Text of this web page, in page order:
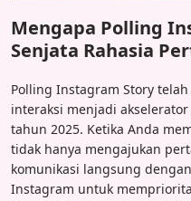
Mengapa Polling
Senjata Rahasia
Polling Instagram Story
interaksi menjadi
tahun 2025. Ketika Anda
tidak hanya mengajukan
komunikasi langsung
Instagram untuk